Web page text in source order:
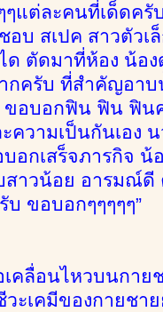
ๆแต่ละคนที่เด็ดค
อบ สเปค สาวตัวเ
ตัดมาที่ห้อง น้อง
กครับ ที่สำคัญอาบ
ขอบอกฟิน ฟิน ฟิน
วามเป็นกันเอง
กเสร็จภารกิจ น้
าวน้อย อารมณ์ดี
บ ขอบอกๆๆๆๆๆ”
เคลื่อนไหวบนกาย
ะเคมีของกายชา